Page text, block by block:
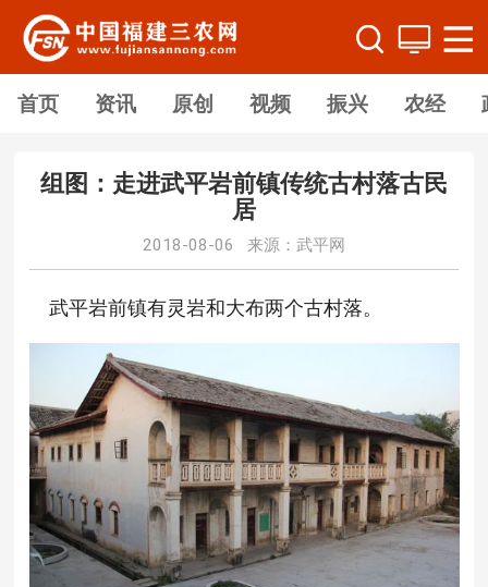
首页 资讯 原创 视频 振兴 农经
组图：走进武平岩前镇传统古村落古民
居
2018-08-06 来源：武平网
武平岩前镇有灵岩和大布两个古村落。